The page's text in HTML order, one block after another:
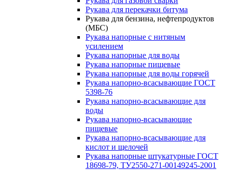
Рукава для перекачки битума
Рукава для бензина, нефтепродуктов
(МБС)
Рукава напорные с нитяным
усилением
Рукава напорные для воды
Рукава напорные пищевые
Рукава напорные для воды горячей
Рукава напорно-всасывающие ГОСТ
5398-76
Рукава напорно-всасывающие для
воды
Рукава напорно-всасывающие
пищевые
Рукава напорно-всасывающие для
кислот и щелочей
Рукава напорные штукатурные ГОСТ
18698-79, ТУ2550-271-00149245-2001